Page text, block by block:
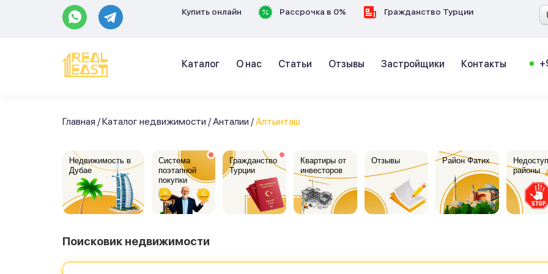
Купить онлайн Рассрочка в 0% Гражданство Турции
Каталог О нас Статьи Отзывы Застройщики Контакты
Главная /Каталог недвижимости /Анталии /Алтынташ
Недвижимость в
Дубае
Система
поэтапной
покупки
Гражданство
Турции
Квартиры от
инвесторов
Отзывы Район Фатих
районы
Поисковик недвижимости